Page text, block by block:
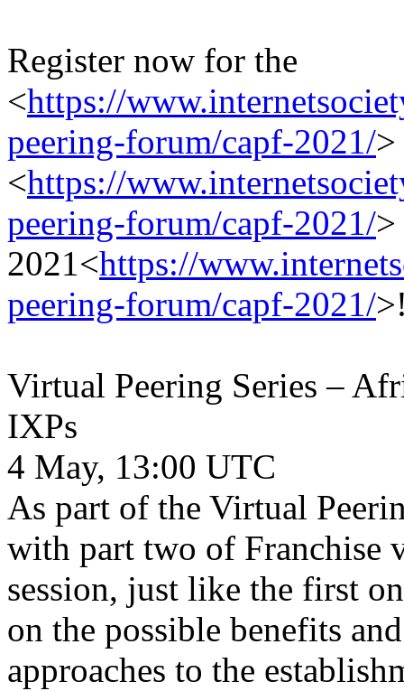
Register now for the
<https://
peering-forum/capf-2021/
<https://
peering-forum/capf-2021/>
2021<https://
peering-forum/capf-2021/
Virtual Peering Series –
IXPs
4 May, 13:00 UTC
As part of the Virtual
with part two of Franchise
session, just like the first
on the possible benefits
approaches to the